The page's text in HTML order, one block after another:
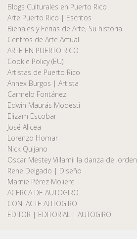
Blogs Culturales en Puerto Rico
Arte Puerto Rico | Escritos
Bienales y Ferias de Arte, Su historia
Centros de Arte Actual
ARTE EN PUERTO RICO
Cookie Policy (EU)
Artistas de Puerto Rico
Annex Burgos | Artista
Carmelo Fontánez
Edwin Maurás Modesti
Elizam Escobar
José Alicea
Lorenzo Homar
Nick Quijano
Oscar Mestey Villamil la danza del orden
Rene Delgado | Diseño
Marnie Pérez Moliere
ACERCA DE AUTOGIRO
CONTACTE AUTOGIRO
EDITOR | EDITORIAL | AUTOGIRO